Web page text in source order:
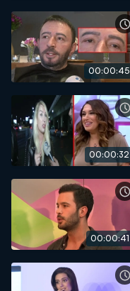
00:00:45
00:00:32
00:00:41